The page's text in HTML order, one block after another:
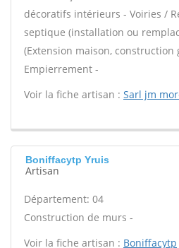
décoratifs intérieurs - Voiries /
septique (installation ou
(Extension maison, construction
Empierrement -
Voir la fiche artisan : Sarl jm
Boniffacytp Yruis
Artisan
Département: 04
Construction de murs -
Voir la fiche artisan : Boniffacytp